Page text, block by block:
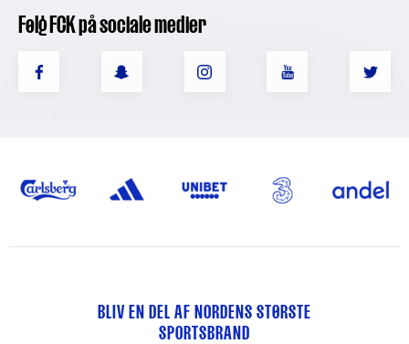
Følg FCK på sociale medier
BLIV EN DEL AF NORDENS STØRSTE
SPORTSBRAND